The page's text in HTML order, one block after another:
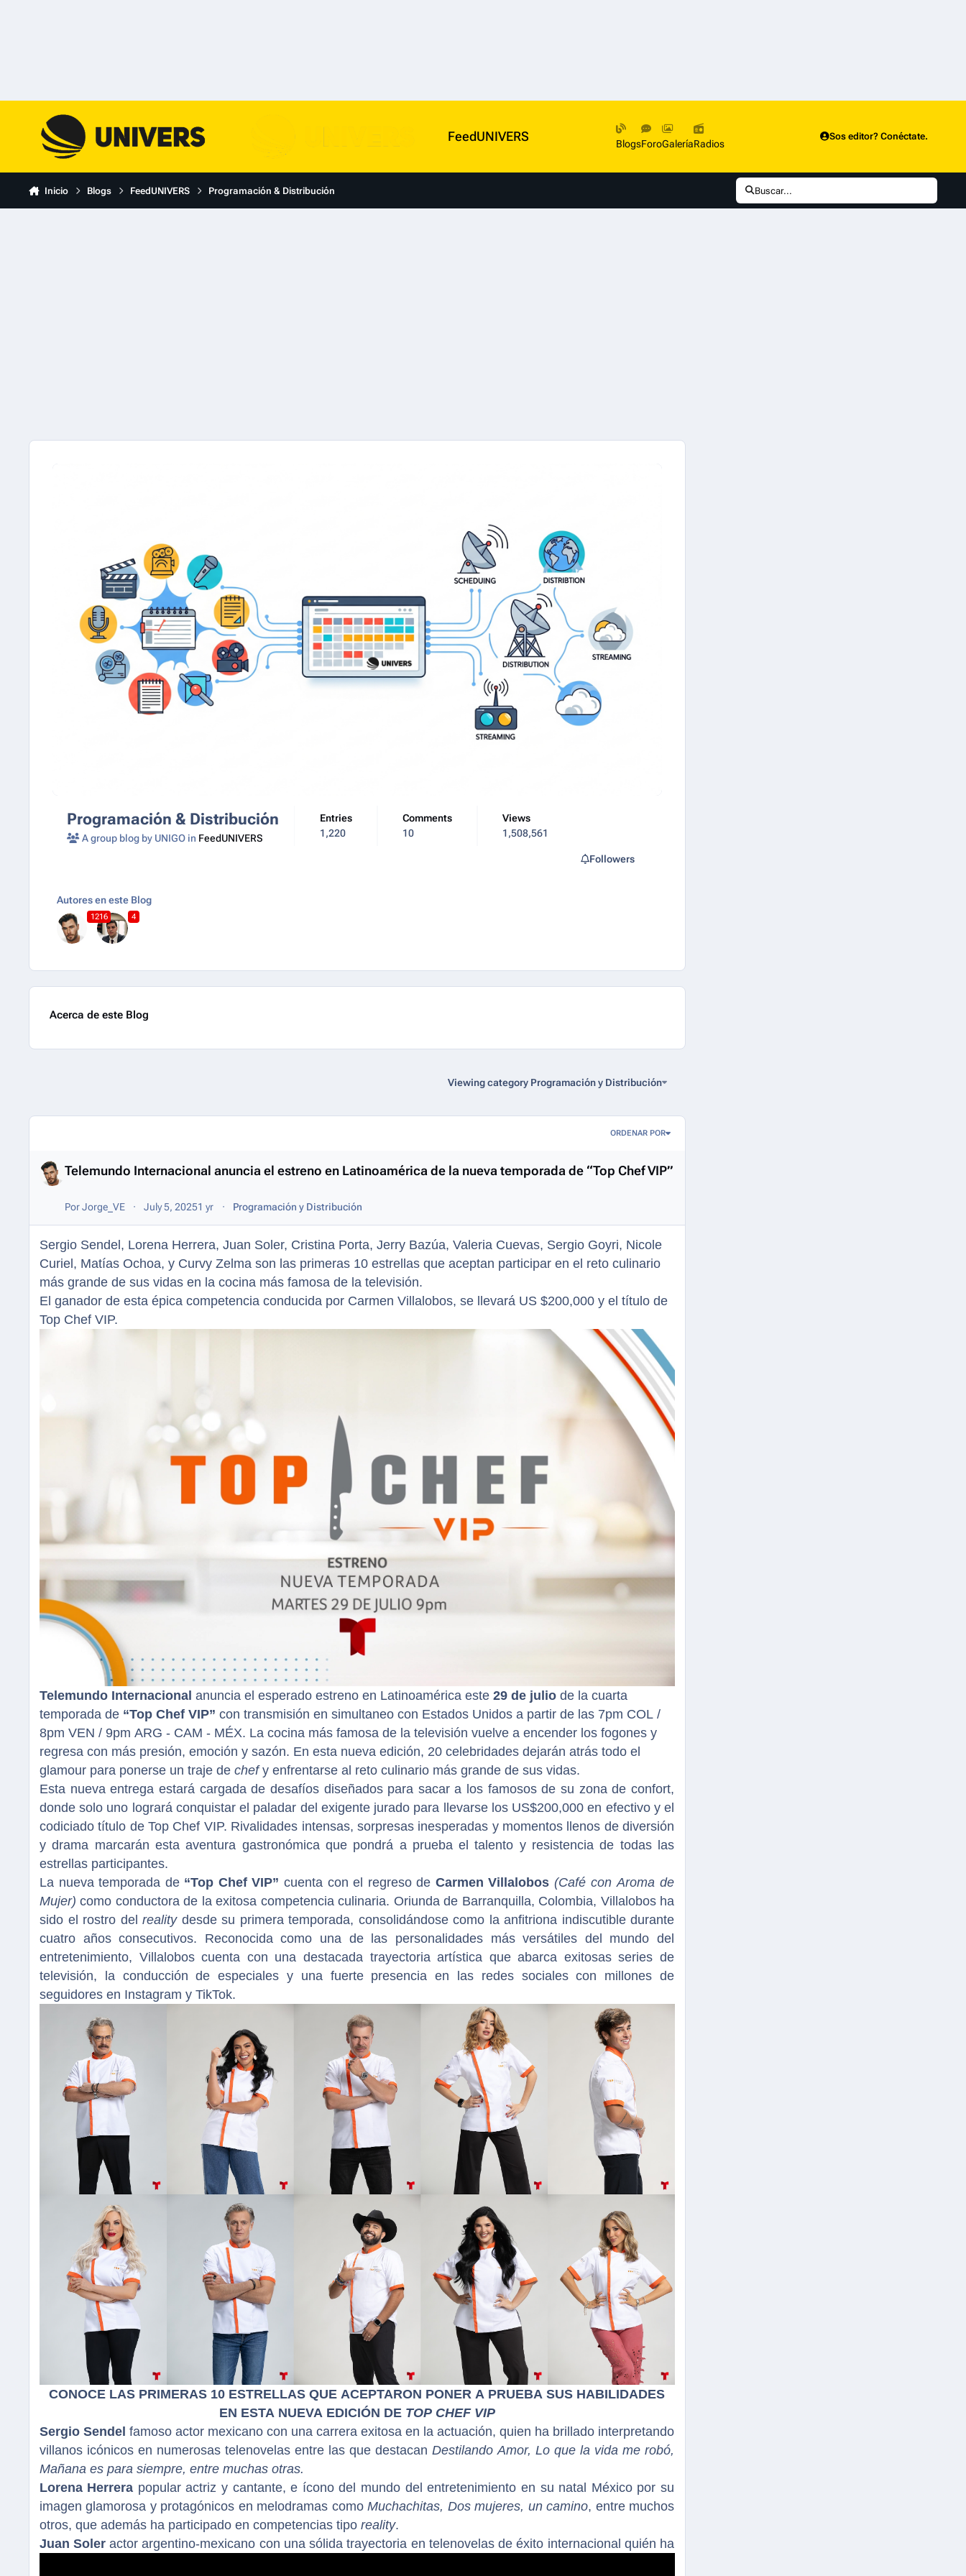
FeedUNIVERS BlogsForoGaleríaRadios
Sos editor? Conéctate.
Inicio Blogs FeedUNIVERS Programación & Distribución Buscar...
Programación & Distribución
A group blog by UNIGO in FeedUNIVERS
Entries
1,220
Comments
10
Views
1,508,561
Followers
Autores en este Blog
1216 4
Acerca de este Blog
Viewing category Programación y Distribución
Entries in this blog
ORDENAR POR
Telemundo Internacional anuncia el estreno en Latinoamérica de la nueva temporada de “Top Chef VIP”
PorJorge_VE July 5, 20251 yr Programación y Distribución
Sergio Sendel, Lorena Herrera, Juan Soler, Cristina Porta, Jerry Bazúa, Valeria Cuevas, Sergio Goyri, Nicole
Curiel, Matías Ochoa, y Curvy Zelma son las primeras 10 estrellas que aceptan participar en el reto culinario
más grande de sus vidas en la cocina más famosa de la televisión.
El ganador de esta épica competencia conducida por Carmen Villalobos, se llevará US $200,000 y el título de
Top Chef VIP.
Telemundo Internacional anuncia el esperado estreno en Latinoamérica este 29 de julio de la cuarta
temporada de “Top Chef VIP” con transmisión en simultaneo con Estados Unidos a partir de las 7pm COL /
8pm VEN / 9pm ARG - CAM - MÉX. La cocina más famosa de la televisión vuelve a encender los fogones y
regresa con más presión, emoción y sazón. En esta nueva edición, 20 celebridades dejarán atrás todo el
glamour para ponerse un traje de chefy enfrentarse al reto culinario más grande de sus vidas.
Esta nueva entrega estará cargada de desafíos diseñados para sacar a los famosos de su zona de confort,
donde solo uno logrará conquistar el paladar del exigente jurado para llevarse los US$200,000 en efectivo y el
codiciado título de Top Chef VIP. Rivalidades intensas, sorpresas inesperadas y momentos llenos de diversión
y drama marcarán esta aventura gastronómica que pondrá a prueba el talento y resistencia de todas las
estrellas participantes.
La nueva temporada de “Top Chef VIP” cuenta con el regreso de Carmen Villalobos (Café con Aroma de
Mujer) como conductora de la exitosa competencia culinaria. Oriunda de Barranquilla, Colombia, Villalobos ha
sido el rostro del realitydesde su primera temporada, consolidándose como la anfitriona indiscutible durante
cuatro años consecutivos. Reconocida como una de las personalidades más versátiles del mundo del
entretenimiento, Villalobos cuenta con una destacada trayectoria artística que abarca exitosas series de
televisión, la conducción de especiales y una fuerte presencia en las redes sociales con millones de
seguidores en Instagram y TikTok.
CONOCE LAS PRIMERAS 10 ESTRELLAS QUE ACEPTARON PONER A PRUEBA SUS HABILIDADES
EN ESTA NUEVA EDICIÓN DE TOP CHEF VIP
Sergio Sendel famoso actor mexicano con una carrera exitosa en la actuación, quien ha brillado interpretando
villanos icónicos en numerosas telenovelas entre las que destacan Destilando Amor, Lo que la vida me robó,
Mañana es para siempre, entre muchas otras.
Lorena Herrera popular actriz y cantante, e ícono del mundo del entretenimiento en su natal México por su
imagen glamorosa y protagónicos en melodramas como Muchachitas, Dos mujeres, un camino, entre muchos
otros, que además ha participado en competencias tipo reality.
Juan Soler actor argentino-mexicano con una sólida trayectoria en telenovelas de éxito internacional quién ha